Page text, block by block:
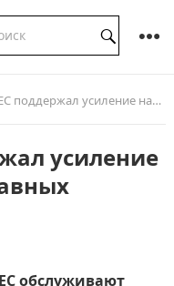
усиление надзора ЕС ради «равных условий игры»
усиление
обслуживают